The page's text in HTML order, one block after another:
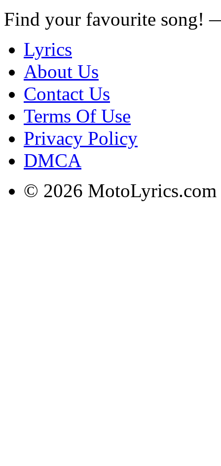
Find your favourite song!
Lyrics
About Us
Contact Us
Terms Of Use
Privacy Policy
DMCA
© 2026 MotoLyrics.com